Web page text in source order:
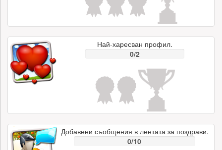
Най-харесван профил.
0/2
Добавени съобщения в лентата за поздрави.
0/10